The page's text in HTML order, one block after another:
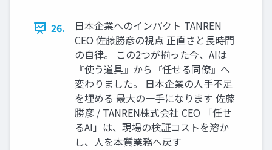
26.
日本企業へのインパクト TANREN
CEO 佐藤勝彦の視点 正直さと長時間
の自律。 この2つが揃った今、AIは
『使う道具』から『任せる同僚』へ
変わりました。 日本企業の人手不足
を埋める 最大の一手になります 佐藤
勝彦 / TANREN株式会社 CEO 「任せ
るAI」は、現場の検証コストを溶か
し、人を本質業務へ戻す